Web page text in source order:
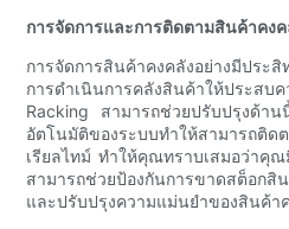
การจัดการและการติดตามสินค้าคง
การจัดการสินค้าคงคลังอย่างมีประ
การดำเนินการคลังสินค้าให้ประสบ
Racking สามารถช่วยปรับปรุงด้า
อัตโนมัติของระบบทำให้สามารถติด
เรียลไทม์ ทำให้คุณทราบเสมอว่าคุ
สามารถช่วยป้องกันการขาดสต็อก
และปรับปรุงความแม่นยำของสินค้า